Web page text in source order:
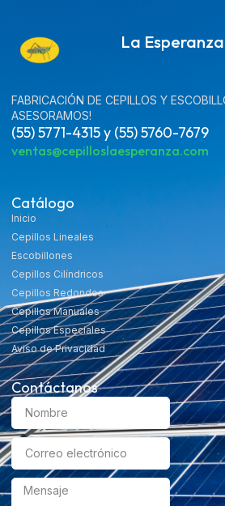
La Esperanza
FABRICACIÓN DE CEPILLOS Y
ASESORAMOS!
(55) 5771-4315 y (55) 5760-7679
ventas@cepilloslaesperanza.com
Catálogo
Inicio
Cepillos Lineales
Escobillones
Cepillos Cilíndricos
Cepillos Redondos
Cepillos Manuales
Cepillos Especiales
Aviso de Privacidad
Contáctanos